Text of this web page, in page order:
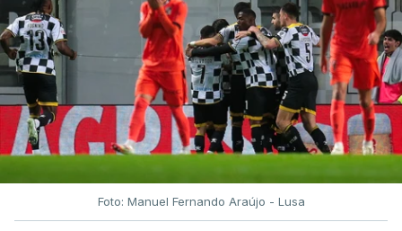
Foto: Manuel Fernando Araújo - Lusa